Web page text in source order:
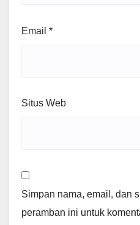
Email *
Situs Web
Simpan nama, email, dan
peramban ini untuk